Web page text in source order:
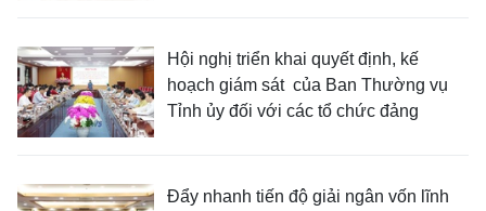
Hội nghị triển khai quyết định, kế
hoạch giám sát của Ban Thường vụ
Tỉnh ủy đối với các tổ chức đảng
Đẩy nhanh tiến độ giải ngân vốn lĩnh